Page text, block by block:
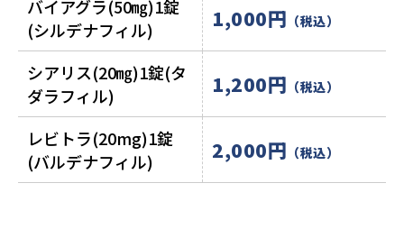
バイアグラ(50㎎)1錠
(シルデナフィル)
1,000円 （税込）
シアリス(20㎎)1錠(タ
ダラフィル)
1,200円 （税込）
レビトラ(20mg)1錠
(バルデナフィル)
2,000円 （税込）